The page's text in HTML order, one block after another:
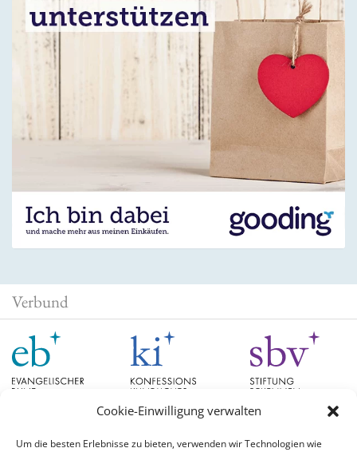
Cookie-Einwilligung verwalten
Um die besten Erlebnisse zu bieten, verwenden wir Technologien wie
Verbund